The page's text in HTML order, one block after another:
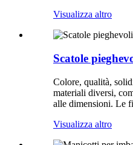
Visualizza altro
Scatole
Colore, qualità,
materiali diversi,
alle dimensioni. Le
Visualizza altro